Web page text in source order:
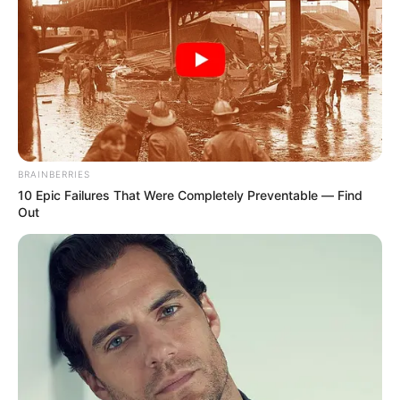
Le puede interesar: Medellín: Las recomendaciones
para viajar con sus mascotas en Semana Santa
Los otros dos embalses son La Fe y Riogrande II, que
actualmente registran niveles de 61,16% y 30,86%
respectivamente. Las fuentes menores (ríos y quebradas)
que abastecen el otro 6% del sistema de acueducto
continúan con reducciones considerables en sus
caudales, puntualizó la empresa.
EPM reitera su invitación a tener unconsumo
responsable del agua y energía.
Cualquier información adicional se puede consultar en la
Línea de Atención al Cliente de EPM (604) 44 44 115.
COMPARTIR
BRAINBERRIES
10 Epic Failures That Were Completely Preventable — Find
Out